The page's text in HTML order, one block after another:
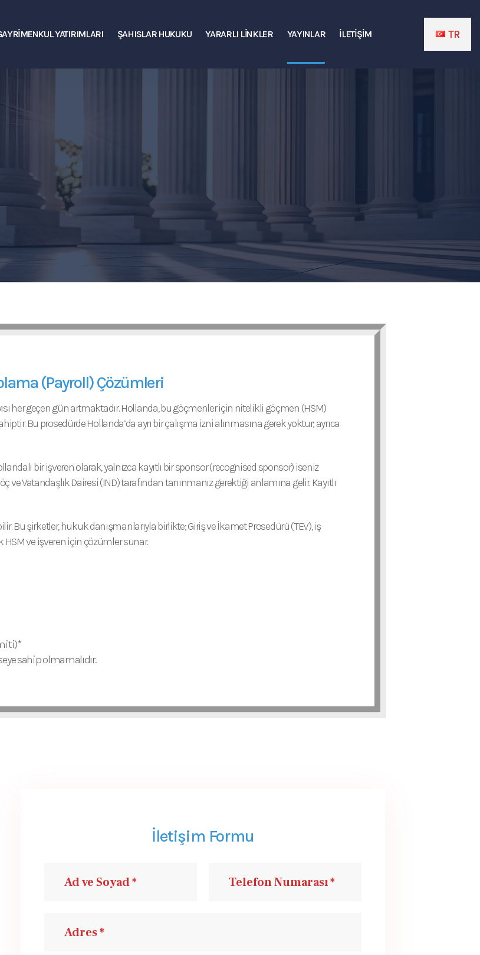
YATIRIMLARI ŞAHISLAR HUKUKU YARARLI LINKLER YAYINLAR İLETIŞIM TR
(Payroll) Çözümleri
her geçen gün artmaktadır. Hollanda, bu göçmenler için nitelikli göçmen (HSM)
Bu prosedürde Hollanda’da ayrı bir çalışma izni alınmasına gerek yoktur; ayrıca
bir işveren olarak, yalnızca kayıtlı bir sponsor (recognised sponsor) iseniz
Vatandaşlık Dairesi (IND) tarafından tanınmanız gerektiği anlamına gelir. Kayıtlı
Bu şirketler, hukuk danışmanlarıyla birlikte; Giriş ve İkamet Prosedürü (TEV), iş
ve işveren için çözümler sunar.
sahip olmamalıdır.
İletişim Formu